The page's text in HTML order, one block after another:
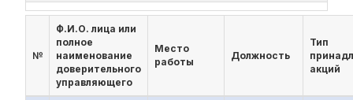
№
Ф.И.О. лица или
полное
наименование
доверительного
управляющего
Место
работы
Должность
Тип
акций